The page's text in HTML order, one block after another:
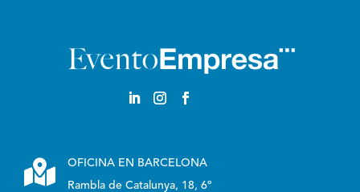

OFICINA EN BARCELONA
Rambla de Catalunya, 18, 6º